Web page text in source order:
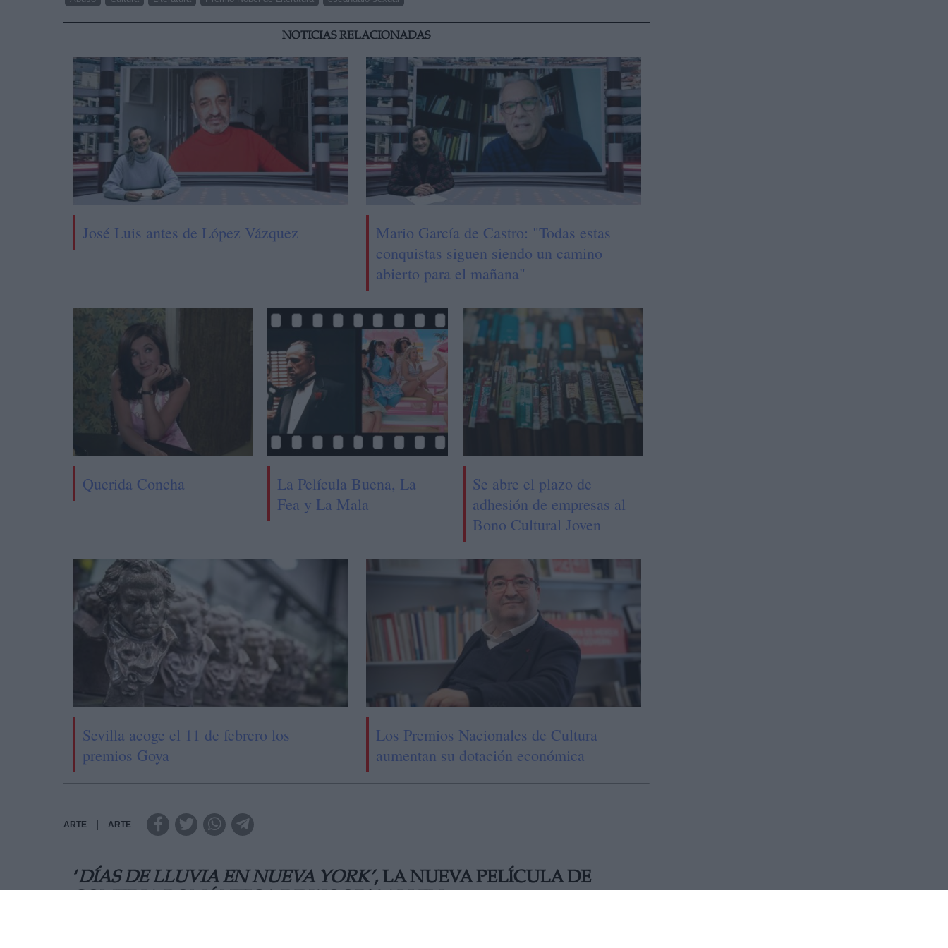
NOTICIAS RELACIONADAS
José Luis antes de López Vázquez
Mario García de Castro: "Todas estas
conquistas siguen siendo un camino
abierto para el mañana"
Querida Concha
La Película Buena, La
Fea y La Mala
Se abre el plazo de
adhesión de empresas al
Bono Cultural Joven
Sevilla acoge el 11 de febrero los
premios Goya
Los Premios Nacionales de Cultura
aumentan su dotación económica
ARTE ARTE
‘DÍAS DE LLUVIA EN NUEVA YORK’, LA NUEVA PELÍCULA DE